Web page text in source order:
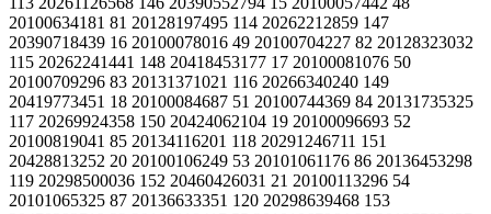
20100634181 81 20128197495 114 20262212859 147
20390718439 16 20100078016 49 20100704227 82 20128323032
115 20262241441 148 20418453177 17 20100081076 50
20100709296 83 20131371021 116 20266340240 149
20419773451 18 20100084687 51 20100744369 84 20131735325
117 20269924358 150 20424062104 19 20100096693 52
20100819041 85 20134116201 118 20291246711 151
20428813252 20 20100106249 53 20101061176 86 20136453298
119 20298500036 152 20460426031 21 20100113296 54
20101065325 87 20136633351 120 20298639468 153